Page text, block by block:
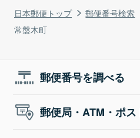
日本郵便トップ 郵便番号検索
常盤木町
郵便番号を調べる
郵便局・ATM・ポ